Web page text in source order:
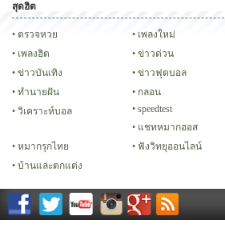
คลิป ภาพ ปฏิทิน 2556
Glitter
สุดฮิต
ตรวจหวย
เพลงใหม่
เพลงฮิต
ข่าวด่วน
ข่าวบันเทิง
ข่าวฟุตบอล
ทํานายฝัน
กลอน
วิเคราะห์บอล
speedtest
แชทหมากฮอส
หมากรุกไทย
ฟังวิทยุออนไลน์
บ้านและตกแต่ง